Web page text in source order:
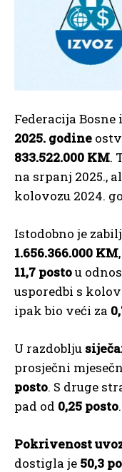
Federacija
2025. godine
833.522.000 KM.
na srpanj 2025.,
kolovozu 2024.
Istodobno je
1.656.366.000 KM
11,7 postou
usporedbi s
ipak bio veći za
U razdoblju
prosječni
posto. S druge
pad od 0,25 posto.
Pokrivenost
dostigla je 50,3